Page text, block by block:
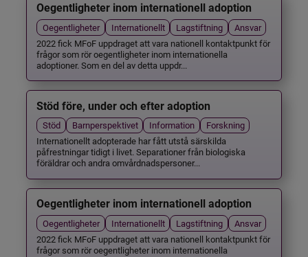
Oegentligheter inom internationell adoption
Oegentligheter Internationellt Lagstiftning
Ansvar
2022 fick MFoF uppdraget att vara nationell kontaktpunkt för
frågor som rör oegentligheter inom internationella
adoptioner. Som en del av detta uppdr...
Stöd före, under och efter adoption
Stöd Barnperspektivet Information
Forskning
Internationellt adopterade har fått utstå särskilda
påfrestningar tidigt i livet. Separationer från biologiska
föräldrar och andra omvårdnadspersoner...
Oegentligheter inom internationell adoption
Oegentligheter Internationellt Lagstiftning
Ansvar
2022 fick MFoF uppdraget att vara nationell kontaktpunkt för
frågor som rör oegentligheter inom internationella